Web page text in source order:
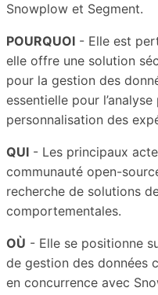
Snowplow et Segment.
POURQUOI - Elle est
elle offre une solution
pour la gestion des
essentielle pour
personnalisation des
QUI - Les principaux
communauté open-
recherche de solutions
comportementales.
OÙ - Elle se positionne
de gestion des données
en concurrence avec